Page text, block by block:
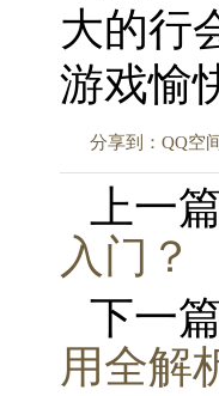
大的行
游戏愉
分享到： QQ空
上一
入门？
下一篇
用全解